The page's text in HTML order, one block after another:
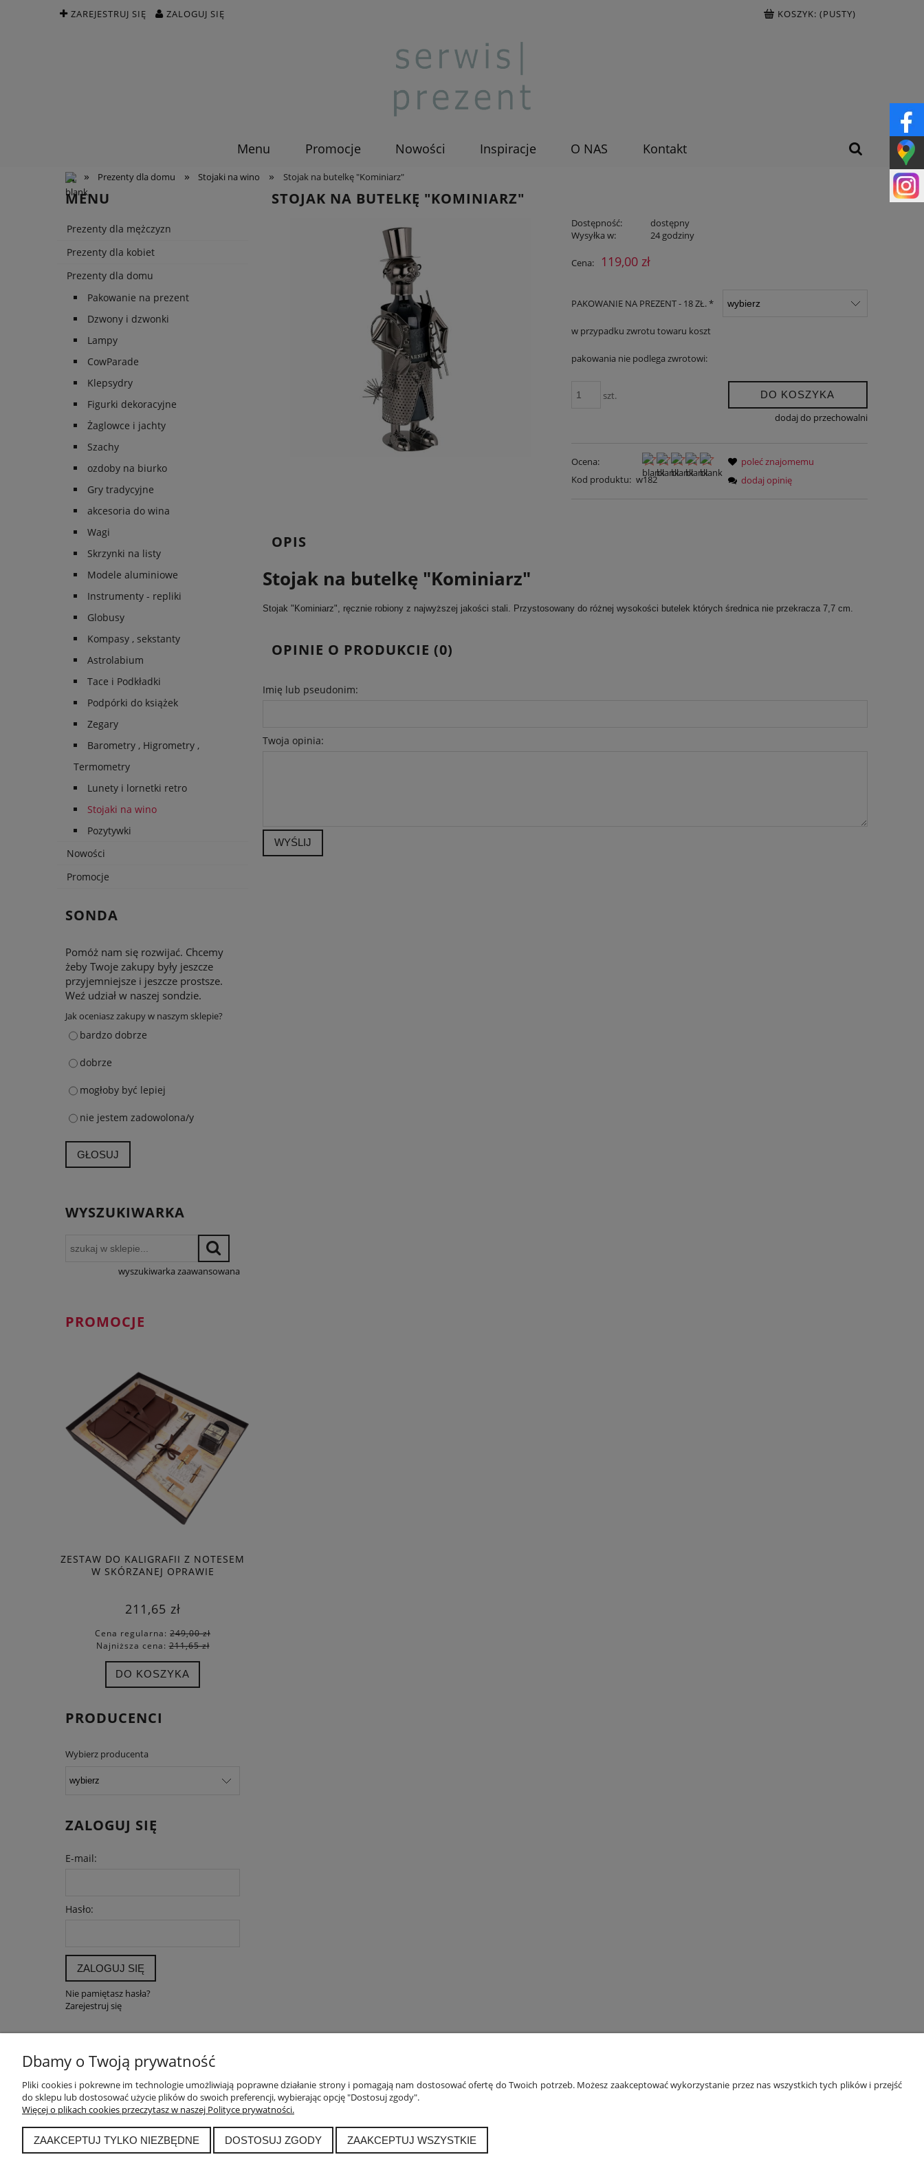
ZAREJESTRUJ SIĘ ZALOGUJ SIĘ KOSZYK: (PUSTY)
Menu Promocje Nowości Inspiracje O NAS Kontakt
» Prezenty dla domu » Stojaki na wino » Stojak na butelkę "Kominiarz"
MENU
Prezenty dla mężczyzn
Prezenty dla kobiet
Prezenty dla domu
Pakowanie na prezent
Dzwony i dzwonki
Lampy
CowParade
Klepsydry
Figurki dekoracyjne
Żaglowce i jachty
Szachy
ozdoby na biurko
Gry tradycyjne
akcesoria do wina
Wagi
Skrzynki na listy
Modele aluminiowe
Instrumenty - repliki
Globusy
Kompasy , sekstanty
Astrolabium
Tace i Podkładki
Podpórki do książek
Zegary
Barometry , Higrometry ,
Termometry
Lunety i lornetki retro
Stojaki na wino
Pozytywki
Nowości
Promocje
SONDA
Pomóż nam się rozwijać. Chcemy
żeby Twoje zakupy były jeszcze
przyjemniejsze i jeszcze prostsze.
Weź udział w naszej sondzie.
Jak oceniasz zakupy w naszym sklepie?
bardzo dobrze
dobrze
mogłoby być lepiej
nie jestem zadowolona/y
GŁOSUJ
WYSZUKIWARKA
wyszukiwarka zaawansowana
PROMOCJE
ZESTAW DO KALIGRAFII Z NOTESEM
W SKÓRZANEJ OPRAWIE
211,65 zł
Cena regularna: 249,00 zł
Najniższa cena:211,65 zł
DO KOSZYKA
PRODUCENCI
Wybierz producenta
ZALOGUJ SIĘ
E-mail:
Hasło:
ZALOGUJ SIĘ
Nie pamiętasz hasła?
Zarejestruj się
STOJAK NA BUTELKĘ "KOMINIARZ"
Dostępność:
dostępny
Wysyłka w:
24 godziny
Cena: 119,00 zł
PAKOWANIE NA PREZENT - 18 ZŁ. *
w przypadku zwrotu towaru koszt
pakowania nie podlega zwrotowi:
szt. DO KOSZYKA
dodaj do przechowalni
Ocena:
Kod produktu: w182
poleć znajomemu
dodaj opinię
OPIS
Stojak na butelkę "Kominiarz"
Stojak "Kominiarz", ręcznie robiony z najwyższej jakości stali. Przystosowany do różnej wysokości butelek których średnica nie przekracza 7,7 cm.
OPINIE O PRODUKCIE (0)
Imię lub pseudonim:
Twoja opinia:
WYŚLIJ
POMOC
Zwroty i reklamacje
Pytania i odpowiedzi
Regulamin
MOJE KONTO
Twoje zamówienia
Ustawienia konta
Przechowalnia
PŁATNOŚCI I DOSTAWA
Czas realizacji zamówienia
INFORMACJE O NAS
Dbamy o Twoją prywatność
Pliki cookies i pokrewne im technologie umożliwiają poprawne działanie strony i pomagają nam dostosować ofertę do Twoich potrzeb. Możesz zaakceptować wykorzystanie przez nas wszystkich tych plików i przejść
do sklepu lub dostosować użycie plików do swoich preferencji, wybierając opcję "Dostosuj zgody".
Więcej o plikach cookies przeczytasz w naszej Polityce prywatności.
ZAAKCEPTUJ TYLKO NIEZBĘDNE DOSTOSUJ ZGODY ZAAKCEPTUJ WSZYSTKIE